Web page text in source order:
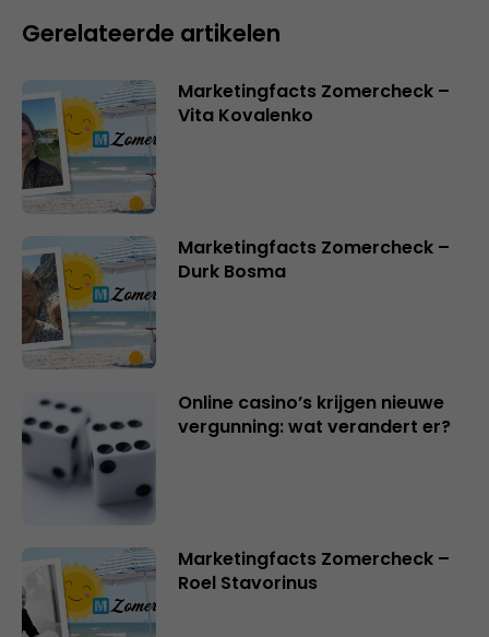
Gerelateerde artikelen
Marketingfacts Zomercheck –
Vita Kovalenko
Marketingfacts Zomercheck –
Durk Bosma
Online casino’s krijgen nieuwe
vergunning: wat verandert er?
Marketingfacts Zomercheck –
Roel Stavorinus